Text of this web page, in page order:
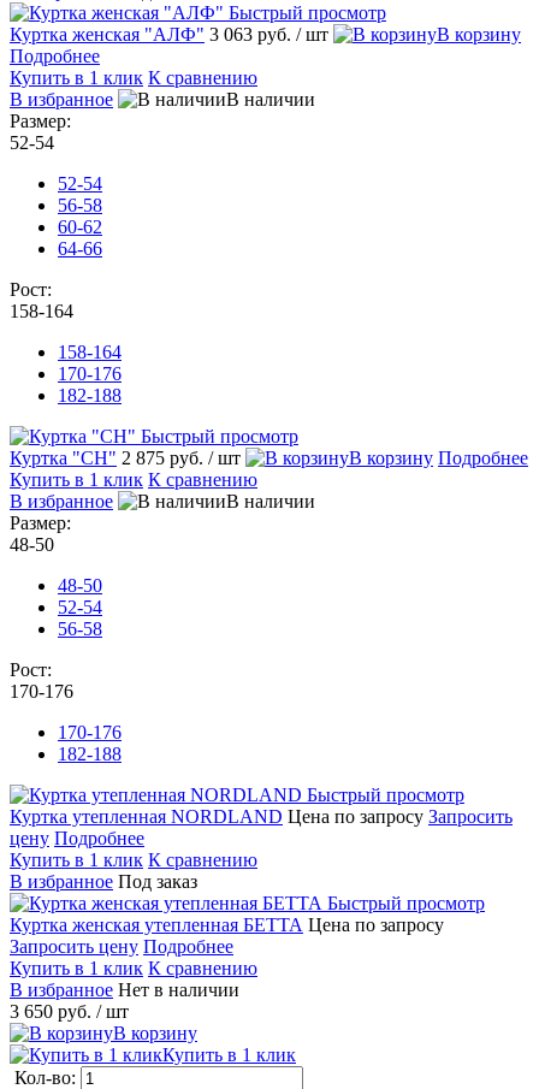
Быстрый просмотр
Куртка женская "АЛФ" 3 063 руб. / шт
В корзину
Подробнее
Купить в 1 клик К сравнению
В избранное
В наличии
Размер:
52-54
52-54
56-58
60-62
64-66
Рост:
158-164
158-164
170-176
182-188
Быстрый просмотр
Куртка "СН" 2 875 руб. / шт В корзину Подробнее
Купить в 1 клик К сравнению
В избранное
В наличии
Размер:
48-50
48-50
52-54
56-58
Рост:
170-176
170-176
182-188
Быстрый просмотр
Куртка утепленная NORDLAND Цена по запросу Запросить
цену Подробнее
Купить в 1 клик К сравнению
В избранное Под заказ
Быстрый просмотр
Куртка женская утепленная БЕТТА Цена по запросу
Запросить цену Подробнее
Купить в 1 клик К сравнению
В избранное Нет в наличии
3 650 руб. / шт
В корзину
Купить в 1 клик
Кол-во: